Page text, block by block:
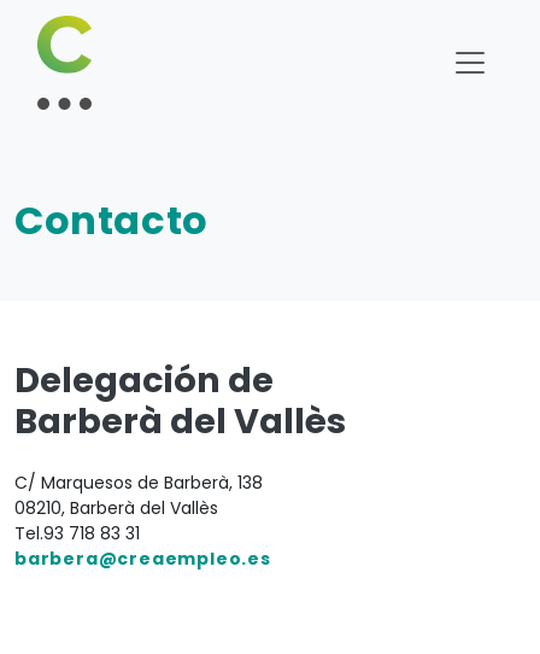
Contacto
Delegación de
Barberà del Vallès
C/ Marquesos de Barberà, 138
08210, Barberà del Vallès
Tel.93 718 83 31
barbera@creaempleo.es